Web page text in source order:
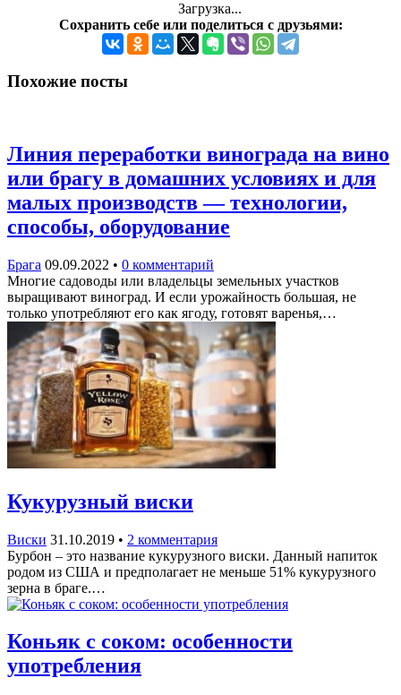
Загрузка...
Сохранить себе или поделиться с друзьями:
Похожие посты
Линия переработки винограда на вино
или брагу в домашних условиях и для
малых производств — технологии,
способы, оборудование
Брага 09.09.2022 • 0 комментарий
Многие садоводы или владельцы земельных участков
выращивают виноград. И если урожайность большая, не
только употребляют его как ягоду, готовят варенья,…
Кукурузный виски
Виски 31.10.2019 • 2 комментария
Бурбон – это название кукурузного виски. Данный напиток
родом из США и предполагает не меньше 51% кукурузного
зерна в браге.…
Коньяк с соком: особенности
употребления